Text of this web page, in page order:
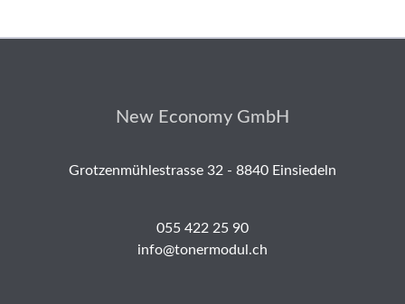
New Economy GmbH
Grotzenmühlestrasse 32 - 8840 Einsiedeln
055 422 25 90
info@tonermodul.ch